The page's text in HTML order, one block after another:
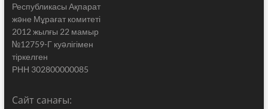
Республикасы Ақпарат
жəне Мұрағат комитеті
2012 жылғы 22 мамыр
№12759-Г куəлігімен
тіркелген
РНН 302800000085
Сайт санағы: